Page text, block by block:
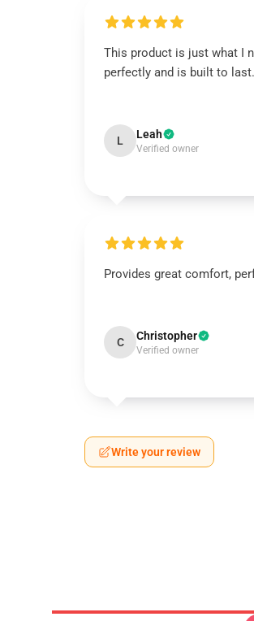
This product is just what I
perfectly and is built to last.
L Leah
Verified owner
Provides great comfort,
C Christopher
Verified owner
Write your review